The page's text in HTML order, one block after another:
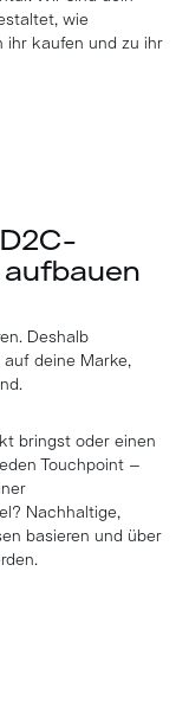
wie
ihr kaufen und zu ihr
Deshalb
deine Marke,
bringst oder einen
Touchpoint –
Nachhaltige,
basieren und über